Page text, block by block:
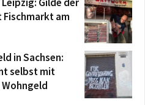
am
in Sachsen:
selbst mit